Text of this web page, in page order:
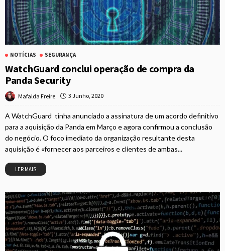
NOTÍCIAS SEGURANÇA
WatchGuard conclui operação de compra da
Panda Security
Mafalda Freire 3 Junho, 2020
A WatchGuard tinha anunciado a assinatura de um acordo definitivo
para a aquisição da Panda em Março e agora confirmou a conclusão
do negócio. O foco imediato da organização resultante desta
aquisição é «fornecer aos parceiros e clientes de ambas...
LER MAIS